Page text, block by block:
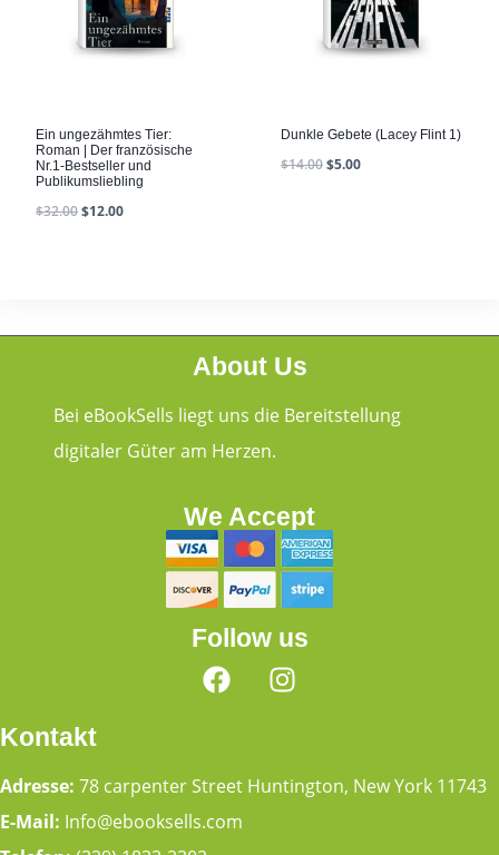
Ein ungezähmtes Tier:
Roman | Der französische
Nr.1-Bestseller und
Publikumsliebling
$32.00$12.00
Dunkle Gebete (Lacey Flint 1)
$14.00$5.00
About Us
Bei eBookSells liegt uns die Bereitstellung
digitaler Güter am Herzen.
We Accept
Follow us
Kontakt
Adresse: 78 carpenter Street Huntington, New York 11743
E-Mail: Info@ebooksells.com